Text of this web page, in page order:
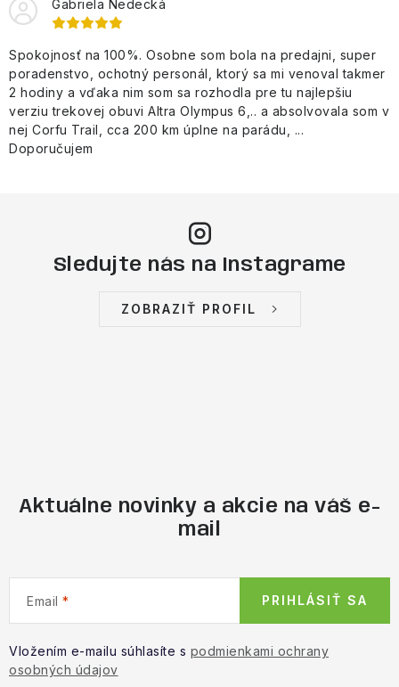
Gabriela Nedecká
Spokojnosť na 100%. Osobne som bola na predajni, super
poradenstvo, ochotný personál, ktorý sa mi venoval takmer
2 hodiny a vďaka nim som sa rozhodla pre tu najlepšiu
verziu trekovej obuvi Altra Olympus 6,.. a absolvovala som v
nej Corfu Trail, cca 200 km úplne na parádu, ...
Doporučujem
Sledujte nás na Instagrame
ZOBRAZIŤ PROFIL
Aktuálne novinky a akcie na váš e-
mail
Email
Vložením e-mailu súhlasíte s podmienkami ochrany
osobných údajov
PRIHLÁSIŤ SA